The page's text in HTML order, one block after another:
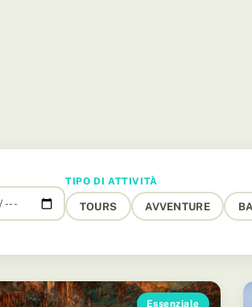
TIPO DI ATTIVITÀ
TOURS AVVENTURE
Essenziale